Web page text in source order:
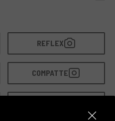
REFLEX
COMPATTE